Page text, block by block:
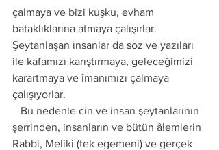
çalmaya ve bizi kuşku, evham
bataklıklarına atmaya çalışırlar.
Şeytanlaşan insanlar da söz ve yazıları
ile kafamızı karıştırmaya, geleceğimizi
karartmaya ve îmanımızı çalmaya
çalışıyorlar.
şerrinden, insanların ve bütün âlemlerin
Rabbi, Meliki (tek egemeni) ve gerçek